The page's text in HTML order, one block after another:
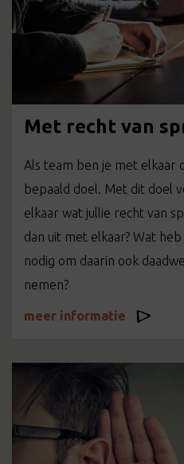
Met recht van
Als team ben je met elkaar
bepaald doel. Met dit doel
elkaar wat jullie recht van
dan uit met elkaar? Wat
nodig om daarin ook
nemen?
meer informatie